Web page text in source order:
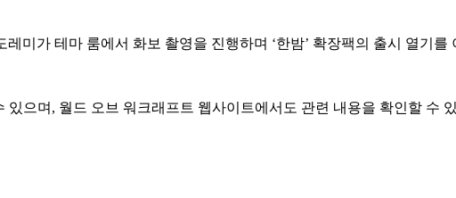
미가 테마 룸에서 화보 촬영을 진행하며 ‘한밤’ 확장팩의 출시 열기를
으며, 월드 오브 워크래프트 웹사이트에서도 관련 내용을 확인할 수